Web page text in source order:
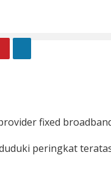
fixed
peringkat